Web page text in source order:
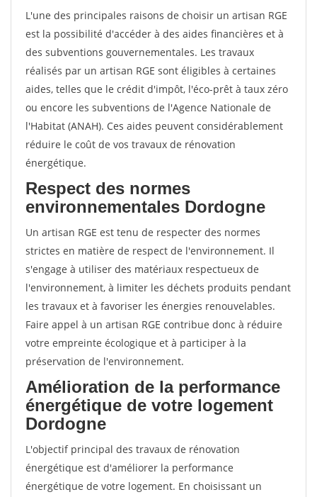
L'une des principales raisons de choisir un artisan RGE
est la possibilité d'accéder à des aides financières et à
des subventions gouvernementales. Les travaux
réalisés par un artisan RGE sont éligibles à certaines
aides, telles que le crédit d'impôt, l'éco-prêt à taux zéro
ou encore les subventions de l'Agence Nationale de
l'Habitat (ANAH). Ces aides peuvent considérablement
réduire le coût de vos travaux de rénovation
énergétique.
Respect des normes
environnementales Dordogne
Un artisan RGE est tenu de respecter des normes
strictes en matière de respect de l'environnement. Il
s'engage à utiliser des matériaux respectueux de
l'environnement, à limiter les déchets produits pendant
les travaux et à favoriser les énergies renouvelables.
Faire appel à un artisan RGE contribue donc à réduire
votre empreinte écologique et à participer à la
préservation de l'environnement.
Amélioration de la performance
énergétique de votre logement
Dordogne
L'objectif principal des travaux de rénovation
énergétique est d'améliorer la performance
énergétique de votre logement. En choisissant un